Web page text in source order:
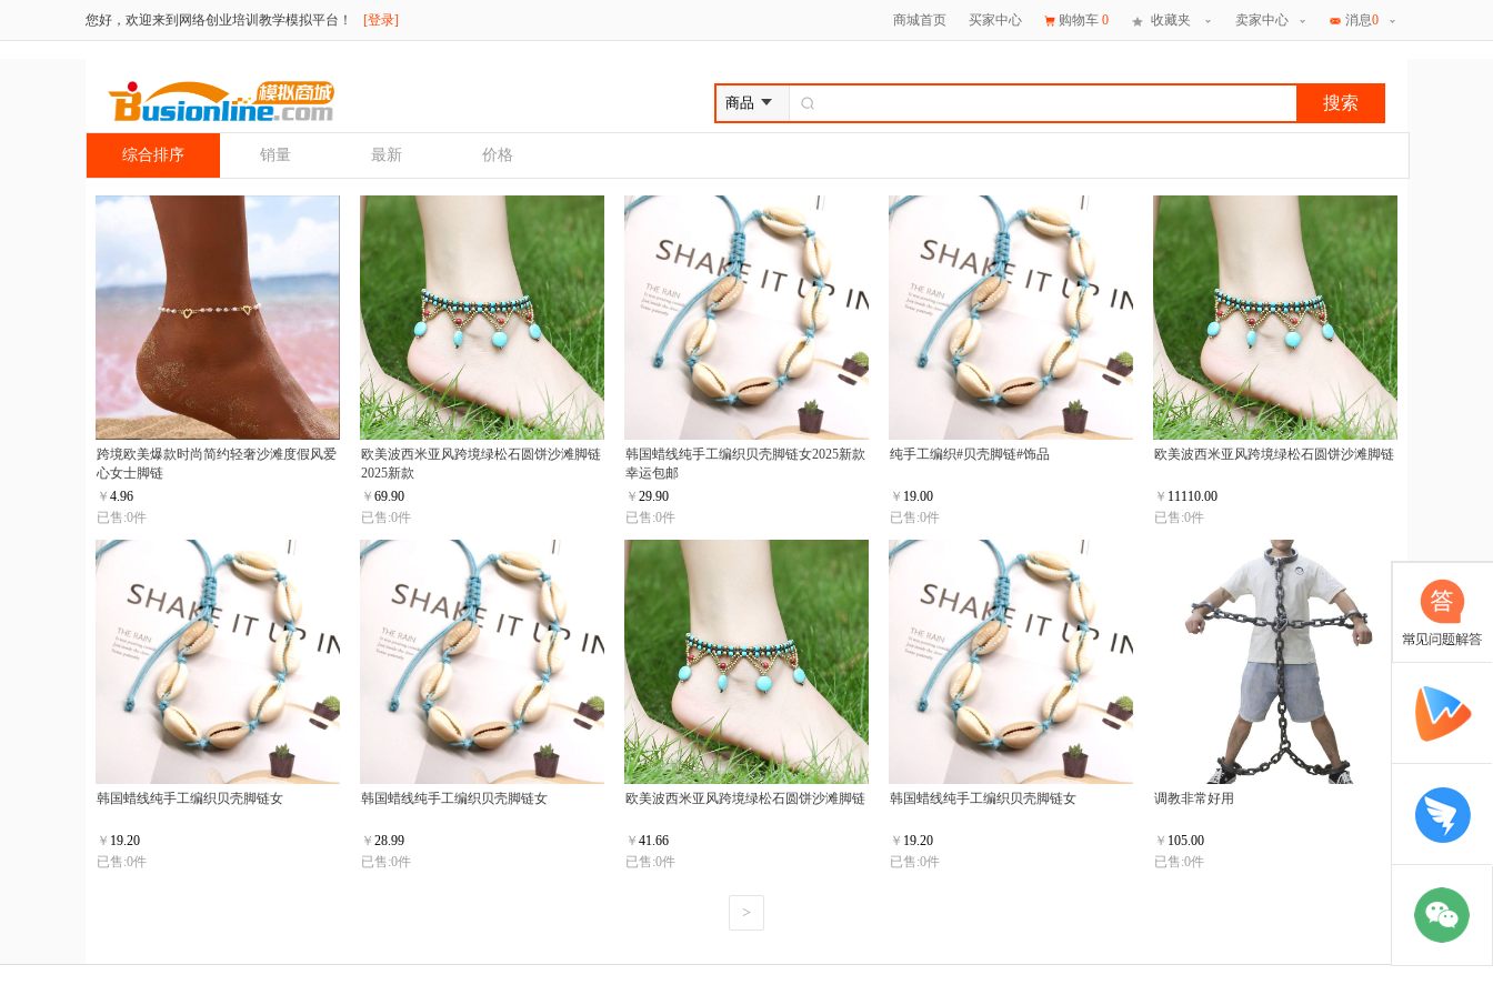
您好，欢迎来到网络创业培训教学模拟平台！ [登录] 商城首页 买家中心 购物车 0 收藏夹 卖家中心 消息0
消息 ×
搜索
综合排序 销量 最新 价格
跨境欧美爆款时尚简约轻奢沙滩度假风爱
心女士脚链
￥ 4.96
已售:0件
欧美波西米亚风跨境绿松石圆饼沙滩脚链
2025新款
￥ 69.90
已售:0件
韩国蜡线纯手工编织贝壳脚链女2025新款
幸运包邮
￥ 29.90
已售:0件
纯手工编织#贝壳脚链#饰品
￥ 19.00
已售:0件
欧美波西米亚风跨境绿松石圆饼沙滩脚链
￥ 11110.00
已售:0件
韩国蜡线纯手工编织贝壳脚链女
￥ 19.20
已售:0件
韩国蜡线纯手工编织贝壳脚链女
￥ 28.99
已售:0件
欧美波西米亚风跨境绿松石圆饼沙滩脚链
￥ 41.66
已售:0件
韩国蜡线纯手工编织贝壳脚链女
￥ 19.20
已售:0件
调教非常好用
￥ 105.00
已售:0件
>